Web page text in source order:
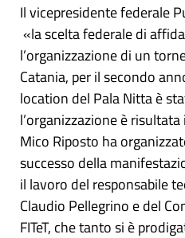
Il vicepresidente federale
«la scelta federale di
l’organizzazione di un
Catania, per il secondo
location del Pala Nitta è
l’organizzazione è
Mico Riposto ha
successo della
il lavoro del responsabile
Claudio Pellegrino e del
FITeT, che tanto si è